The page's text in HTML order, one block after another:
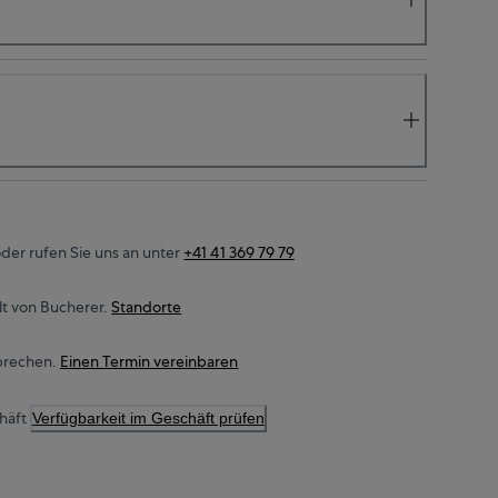
rufen Sie uns an unter +41 41 369 79 79
von Bucherer. Standorte
Einen Termin vereinbaren
Verfügbarkeit im Geschäft prüfen